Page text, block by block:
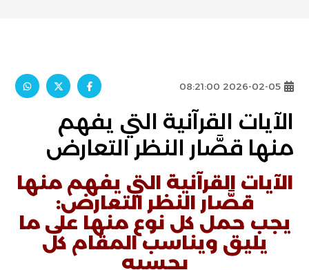
2026-02-05 08:21:00
الآيات القرآنية التي يفهم
منها قصَّار النظر التعارض
الآيات القرآنية التي يفهم منها
قصَّار النظر التعارض:
يجب حمل كل نوع منها على ما
يليق ويناسب المقام كل
بحسبه